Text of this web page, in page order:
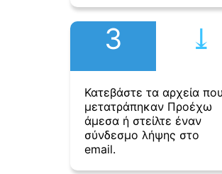
3 ⤓︎
Κατεβάστε τα αρχεία που
μετατράπηκαν Προέχω
άμεσα ή στείλτε έναν
σύνδεσμο λήψης στο
email.